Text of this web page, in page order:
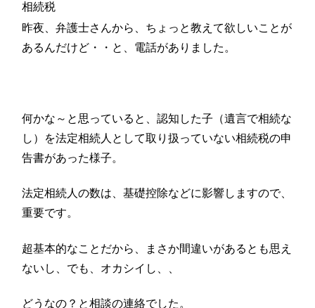
相続税
昨夜、弁護士さんから、ちょっと教えて欲しいことが
あるんだけど・・と、電話がありました。
何かな～と思っていると、認知した子（遺言で相続な
し）を法定相続人として取り扱っていない相続税の申
告書があった様子。
法定相続人の数は、基礎控除などに影響しますので、
重要です。
超基本的なことだから、まさか間違いがあるとも思え
ないし、でも、オカシイし、、
どうなの？と相談の連絡でした。